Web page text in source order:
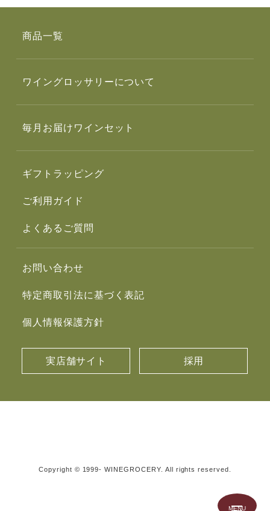
商品一覧
ワイングロッサリーについて
毎月お届けワインセット
ギフトラッピング
ご利用ガイド
よくあるご質問
お問い合わせ
特定商取引法に基づく表記
個人情報保護方針
実店舗サイト 採用
Copyright © 1999- WINEGROCERY. All rights reserved.